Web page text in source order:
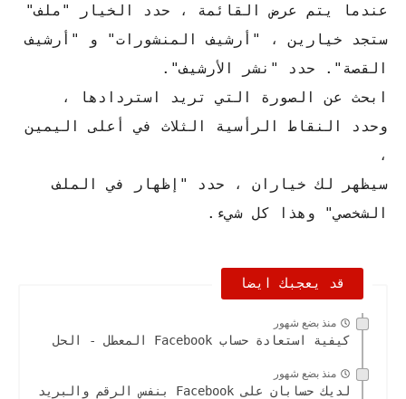
عندما يتم عرض القائمة ، حدد الخيار "ملف"
ستجد خيارين ، "أرشيف المنشورات" و "أرشيف
القصة". حدد "نشر الأرشيف".
ابحث عن الصورة التي تريد استردادها ،
وحدد النقاط الرأسية الثلاث في أعلى اليمين
،
سيظهر لك خياران ، حدد "إظهار في الملف
الشخصي" وهذا كل شيء.
قد يعجبك ايضا
منذ بضع شهور
كيفية استعادة حساب Facebook المعطل - الحل
منذ بضع شهور
لديك حسابان على Facebook بنفس الرقم والبريد